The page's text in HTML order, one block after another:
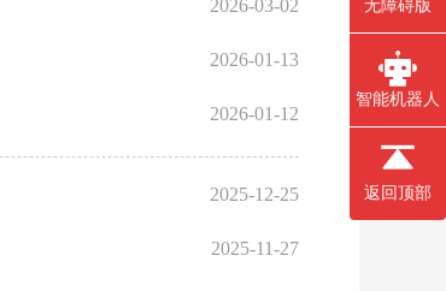
2026-03-02
2026-01-13
2026-01-12
2025-12-25
2025-11-27
无障碍版
智能机器人
返回顶部